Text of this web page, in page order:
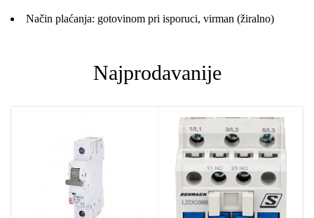
Način plaćanja: gotovinom pri isporuci, virman (žiralno)
Najprodavanije